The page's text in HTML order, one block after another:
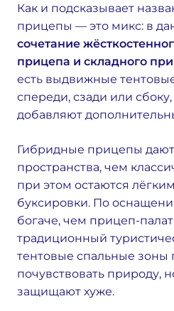
Как и подсказывает
прицепы — это микс: в
сочетание
прицепа и складного
есть выдвижные
спереди, сзади или
добавляют
Гибридные прицепы
пространства, чем
при этом остаются
буксировки. По
богаче, чем прицеп-
традиционный
тентовые спальные зоны
почувствовать природу,
защищают хуже.